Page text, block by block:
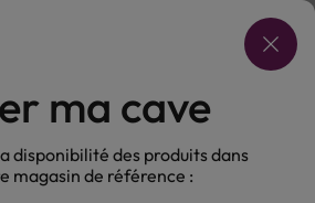
Choisir ma cave
Sans alcool
ma cave
disponibilité des produits dans
magasin de référence :